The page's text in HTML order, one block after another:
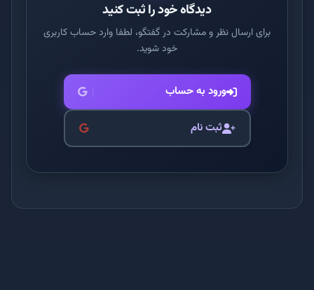
دیدگاه خود را ثبت کنید
برای ارسال نظر و مشارکت در گفتگو، لطفا وارد حساب کاربری
خود شوید.
ورود به حساب
ثبت نام